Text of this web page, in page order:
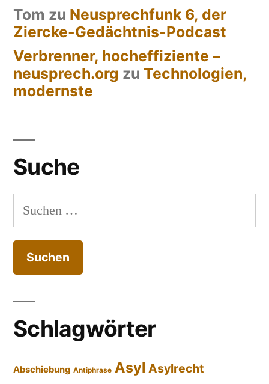
Tom zu Neusprechfunk 6, der
Ziercke-Gedächtnis-Podcast
Verbrenner, hocheffiziente –
neusprech.org zu Technologien,
modernste
Suche
Suchen
nach:
Schlagwörter
Abschiebung Antiphrase Asyl Asylrecht